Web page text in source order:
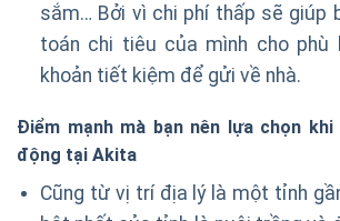
sắm… Bởi vì chi phí thấp sẽ giúp
toán chi tiêu của mình cho phù
khoản tiết kiệm để gửi về nhà.
Điểm mạnh mà bạn nên lựa chọn khi
động tại Akita
Cũng từ vị trí địa lý là một tỉnh